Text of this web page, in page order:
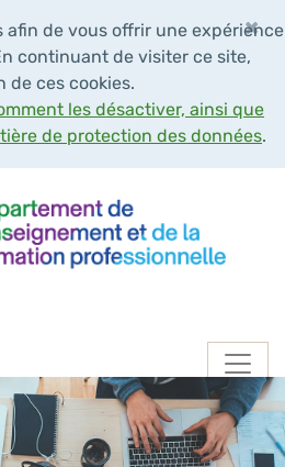
afin de vous offrir une expérience
continuant de visiter ce site,
de ces cookies.
les désactiver, ainsi que
de protection des données.
×